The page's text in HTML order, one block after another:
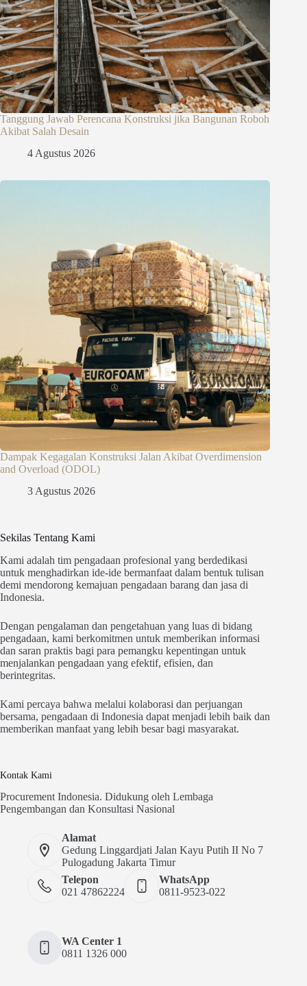
Tanggung Jawab Perencana Konstruksi jika Bangunan Roboh
Akibat Salah Desain
4 Agustus 2026
Dampak Kegagalan Konstruksi Jalan Akibat Overdimension
and Overload (ODOL)
3 Agustus 2026
Sekilas Tentang Kami
Kami adalah tim pengadaan profesional yang berdedikasi
untuk menghadirkan ide-ide bermanfaat dalam bentuk tulisan
demi mendorong kemajuan pengadaan barang dan jasa di
Indonesia.
Dengan pengalaman dan pengetahuan yang luas di bidang
pengadaan, kami berkomitmen untuk memberikan informasi
dan saran praktis bagi para pemangku kepentingan untuk
menjalankan pengadaan yang efektif, efisien, dan
berintegritas.
Kami percaya bahwa melalui kolaborasi dan perjuangan
bersama, pengadaan di Indonesia dapat menjadi lebih baik dan
memberikan manfaat yang lebih besar bagi masyarakat.
Kontak Kami
Procurement Indonesia. Didukung oleh Lembaga
Pengembangan dan Konsultasi Nasional
Alamat
Gedung Linggardjati Jalan Kayu Putih II No 7
Pulogadung Jakarta Timur
Telepon
021 47862224
WhatsApp
0811-9523-022
WA Center 1
0811 1326 000